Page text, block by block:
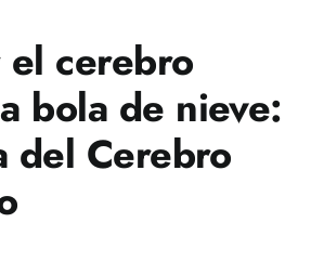
cerebro
bola de nieve:
del Cerebro